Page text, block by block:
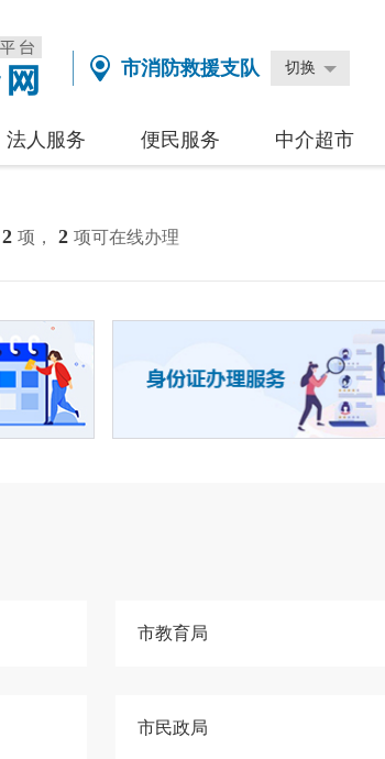
市消防救援支队 切换
法人服务 便民服务 中介超市
2 项， 2 项可在线办理
市教育局
市民政局